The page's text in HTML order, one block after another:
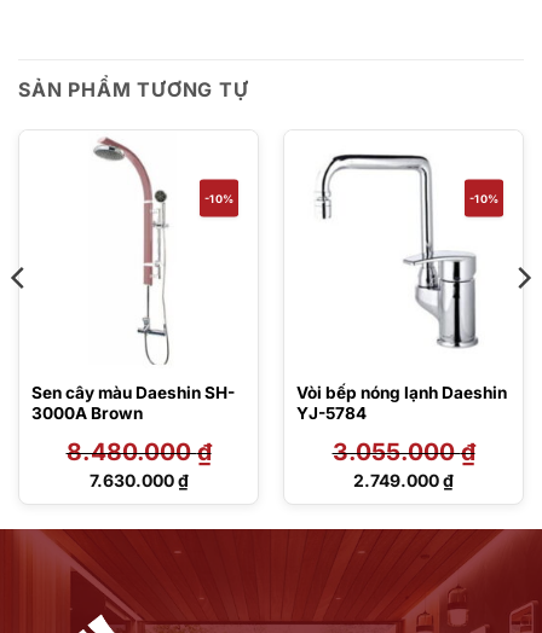
SẢN PHẨM TƯƠNG TỰ
-10%
Sen cây màu Daeshin SH-
3000A Brown
8.480.000₫
Giá
7.630.000₫
Giá
-10%
Vòi bếp nóng lạnh Daeshin
YJ-5784
3.055.000₫
Giá
3.055.000 ₫.
2.749.000₫
Giá
2.749.000 ₫.